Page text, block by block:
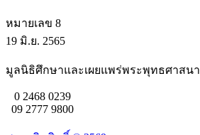
หมายเลข 8
19 มิ.ย. 2565
มูลนิธิศึกษาและเผยแพร่พระพุทธศาสนา
0 2468 0239
09 2777 9800